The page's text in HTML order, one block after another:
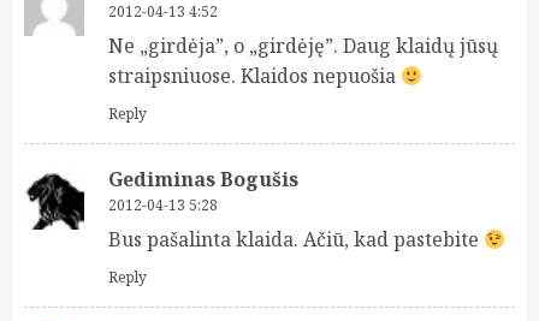
2012-04-13 4:52
Ne „girdėja”, o „girdėję”. Daug klaidų jūsų
straipsniuose. Klaidos nepuošia
Reply
Gediminas Bogušis
2012-04-13 5:28
Bus pašalinta klaida. Ačiū, kad pastebite
Reply